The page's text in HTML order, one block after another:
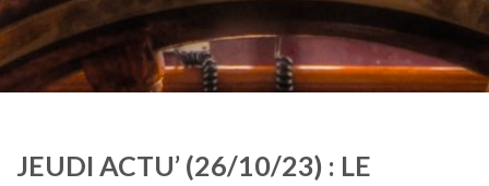
JEUDI ACTU’ (26/10/23) : LE